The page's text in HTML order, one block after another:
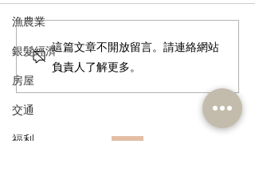
漁農業
銀髮經濟
房屋
交通
福利
港區全國人大代表團考察
安徽涇縣，調研紅色文化
這篇文章不開放留言。請連絡網站
負責人了解更多。